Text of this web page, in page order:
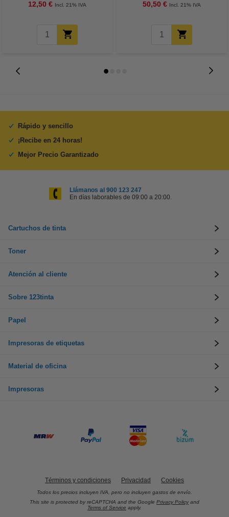
12,50 € Incl. 21% IVA 50,50 € Incl. 21% IVA
Rápido y sencillo
¡Recibe en 24 horas!
Mejor Precio Garantizado
Llámanos al 900 123 247
En días laborables de 09:00 a 20:00.
Cartuchos de tinta
Toner
Atención al cliente
Sobre 123tinta
Papel
Impresoras de etiquetas
Material de oficina
Impresoras
Términos y condiciones Privacidad Cookies
Todos los precios incluyen IVA, pero no incluyen gastos de envío.
This site is protected by reCAPTCHA and the Google Privacy Policy and
Terms of Service apply.